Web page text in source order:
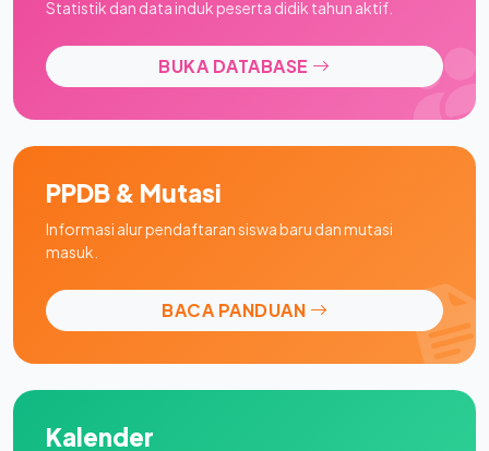
Statistik dan data induk peserta didik tahun aktif.
BUKA DATABASE
PPDB & Mutasi
Informasi alur pendaftaran siswa baru dan mutasi
masuk.
BACA PANDUAN
Kalender